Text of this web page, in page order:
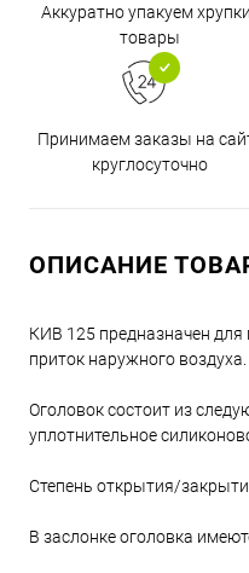
Аккуратно упакуем
товары
Принимаем заказы на
круглосуточно
ОПИСАНИЕ
КИВ 125 предназначен
приток наружного воздуха.
Оголовок состоит из
уплотнительное
Степень открытия/
В заслонке оголовка